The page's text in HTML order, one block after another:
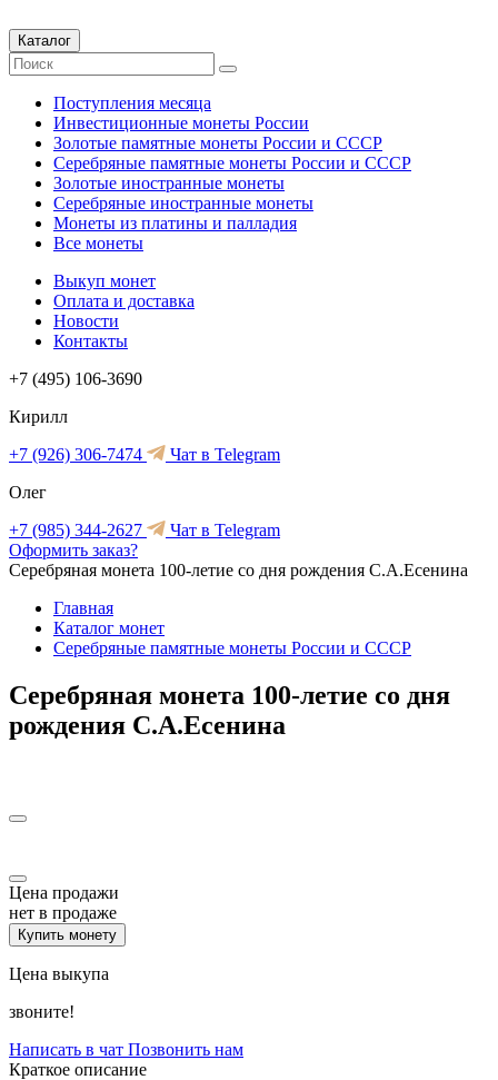
Каталог
Поступления месяца
Инвестиционные монеты России
Золотые памятные монеты России и СССР
Серебряные памятные монеты России и СССР
Золотые иностранные монеты
Серебряные иностранные монеты
Монеты из платины и палладия
Все монеты
Выкуп монет
Оплата и доставка
Новости
Контакты
+7 (495) 106-3690
Кирилл
+7 (926) 306-7474
Чат в Telegram
Олег
+7 (985) 344-2627
Чат в Telegram
Оформить заказ?
Серебряная монета 100-летие со дня рождения С.А.Есенина
Главная
Каталог монет
Серебряные памятные монеты России и СССР
Серебряная монета 100-летие со дня
рождения С.А.Есенина
Цена продажи
нет в продаже
Купить монету
Цена выкупа
звоните!
Написать в чат Позвонить нам
Краткое описание